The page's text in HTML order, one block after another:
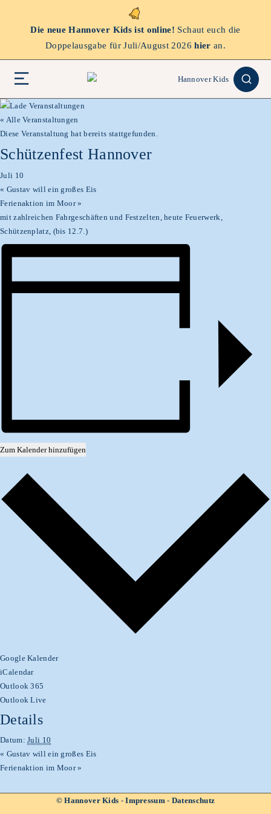
Die neue Hannover Kids ist online! Schaut euch die
Doppelausgabe für Juli/August 2026hier an.
« Alle Veranstaltungen
Diese Veranstaltung hat bereits stattgefunden.
Schützenfest Hannover
Juli 10
« Gustav will ein großes Eis
Ferienaktion im Moor»
mit zahlreichen Fahrgeschäften und Festzelten, heute Feuerwerk,
Schützenplatz, (bis 12.7.)
Zum Kalender hinzufügen
Google Kalender
iCalendar
Outlook 365
Outlook Live
Details
Datum: Juli 10
« Gustav will ein großes Eis
Ferienaktion im Moor»
© Hannover Kids -Impressum - Datenschutz